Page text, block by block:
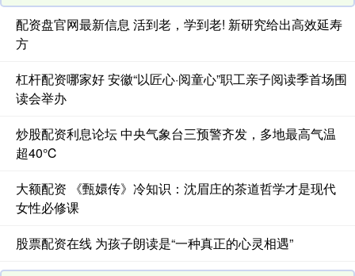
配资盘官网最新信息 活到老，学到老! 新研究给出高效延寿
方
杠杆配资哪家好 安徽“以匠心·阅童心”职工亲子阅读季首场围
读会举办
炒股配资利息论坛 中央气象台三预警齐发，多地最高气温
超40℃
大额配资 《甄嬛传》冷知识：沈眉庄的茶道哲学才是现代
女性必修课
股票配资在线 为孩子朗读是“一种真正的心灵相遇”